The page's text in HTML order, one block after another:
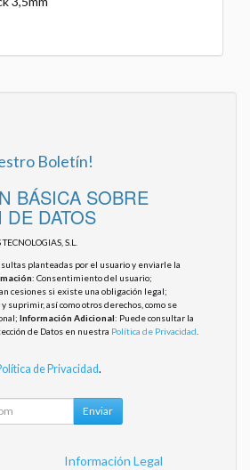
Boletín!
BÁSICA SOBRE
DATOS
S.L.
planteadas por el usuario y enviarle la
: Consentimiento del usuario;
cesiones si existe una obligación legal;
suprimir, así como otros derechos, como se
Información Adicional: Puede consultar la
de Datos en nuestra Política de Privacidad
de Privacidad.
Enviar
Información Legal